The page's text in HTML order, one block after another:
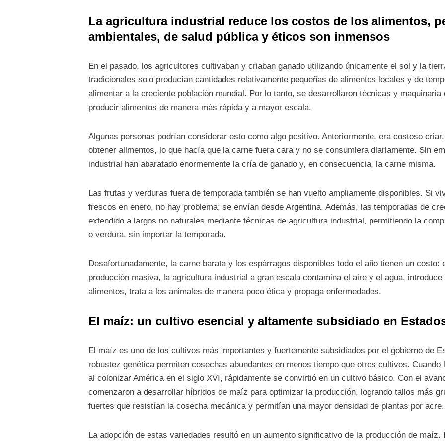
La agricultura industrial reduce los costos de los alimentos,
ambientales, de salud pública y éticos son inmensos
En el pasado, los agricultores cultivaban y criaban ganado utilizando únicamente el sol y la
tradicionales solo producían cantidades relativamente pequeñas de alimentos locales y de
alimentar a la creciente población mundial. Por lo tanto, se desarrollaron técnicas y maquinaria
producir alimentos de manera más rápida y a mayor escala.
Algunas personas podrían considerar esto como algo positivo. Anteriormente, era costoso
obtener alimentos, lo que hacía que la carne fuera cara y no se consumiera diariamente. Sin
industrial han abaratado enormemente la cría de ganado y, en consecuencia, la carne misma.
Las frutas y verduras fuera de temporada también se han vuelto ampliamente disponibles. Si
frescos en enero, no hay problema; se envían desde Argentina. Además, las temporadas de
extendido a largos no naturales mediante técnicas de agricultura industrial, permitiendo la
o verdura, sin importar la temporada.
Desafortunadamente, la carne barata y los espárragos disponibles todo el año tienen un costo:
producción masiva, la agricultura industrial a gran escala contamina el aire y el agua,
alimentos, trata a los animales de manera poco ética y propaga enfermedades.
El maíz: un cultivo esencial y altamente subsidiado en
El maíz es uno de los cultivos más importantes y fuertemente subsidiados por el gobierno de
robustez genética permiten cosechas abundantes en menos tiempo que otros cultivos.
al colonizar América en el siglo XVI, rápidamente se convirtió en un cultivo básico. Con el
comenzaron a desarrollar híbridos de maíz para optimizar la producción, logrando tallos más
fuertes que resistían la cosecha mecánica y permitían una mayor densidad de plantas por acre.
La adopción de estas variedades resultó en un aumento significativo de la producción de